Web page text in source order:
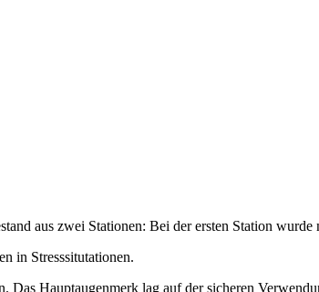
aus zwei Stationen: Bei der ersten Station wurde
in Stresssitutationen.
Hauptaugenmerk lag auf der sicheren